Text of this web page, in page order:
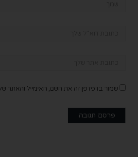
שמור בדפדפן זה את השם, האימייל והאתר